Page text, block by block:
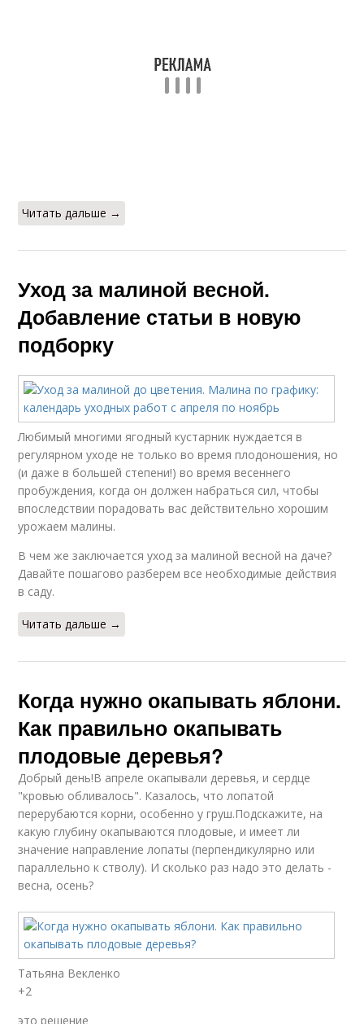
Читать дальше →
Уход за малиной весной.
Добавление статьи в новую
подборку
Любимый многими ягодный кустарник нуждается в
регулярном уходе не только во время плодоношения, но
(и даже в большей степени!) во время весеннего
пробуждения, когда он должен набраться сил, чтобы
впоследствии порадовать вас действительно хорошим
урожаем малины.
В чем же заключается уход за малиной весной на даче?
Давайте пошагово разберем все необходимые действия
в саду.
Читать дальше →
Когда нужно окапывать яблони.
Как правильно окапывать
плодовые деревья?
Добрый день!В апреле окапывали деревья, и сердце
"кровью обливалось". Казалось, что лопатой
перерубаются корни, особенно у груш.Подскажите, на
какую глубину окапываются плодовые, и имеет ли
значение направление лопаты (перпендикулярно или
параллельно к стволу). И сколько раз надо это делать -
весна, осень?
Татьяна Векленко
+2
это решение